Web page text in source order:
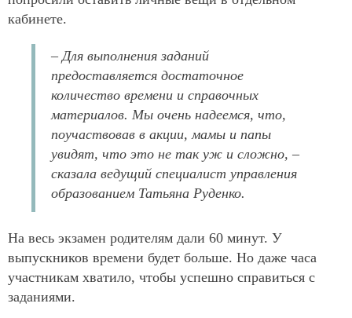
кабинете.
– Для выполнения заданий
предоставляется достаточное
количество времени и справочных
материалов. Мы очень надеемся, что,
поучаствовав в акции, мамы и папы
увидят, что это не так уж и сложно, –
сказала ведущий специалист управления
образованием Татьяна Руденко.
На весь экзамен родителям дали 60 минут. У
выпускников времени будет больше. Но даже часа
участникам хватило, чтобы успешно справиться с
заданиями.